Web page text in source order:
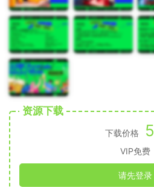
资源下载
下载价格 5
VIP免费
请先登录